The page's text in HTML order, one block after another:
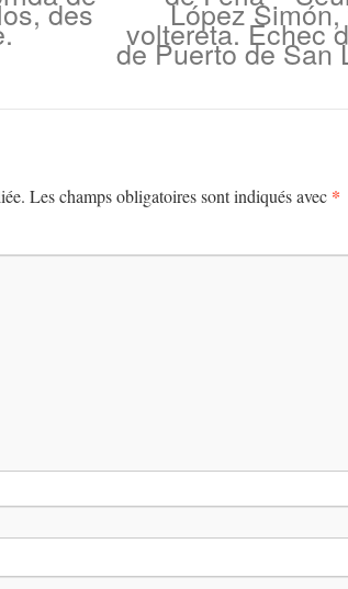
des López
voltereta. Echec
de Puerto de San
Les champs obligatoires sont indiqués avec *